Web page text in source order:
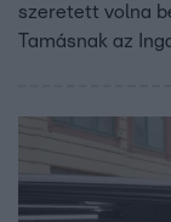
szeretett volna
Tamásnak az